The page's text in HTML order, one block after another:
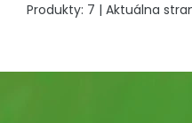
Produkty: 7 | Aktuálna